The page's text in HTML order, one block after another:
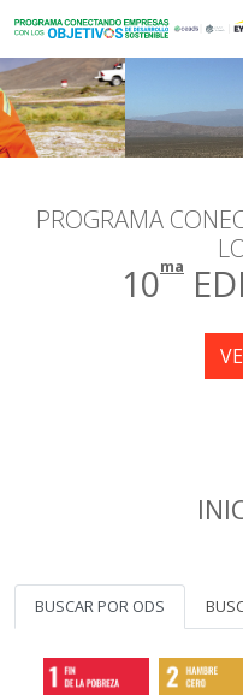
PROGRAMA
10ma
BUSCAR POR ODS